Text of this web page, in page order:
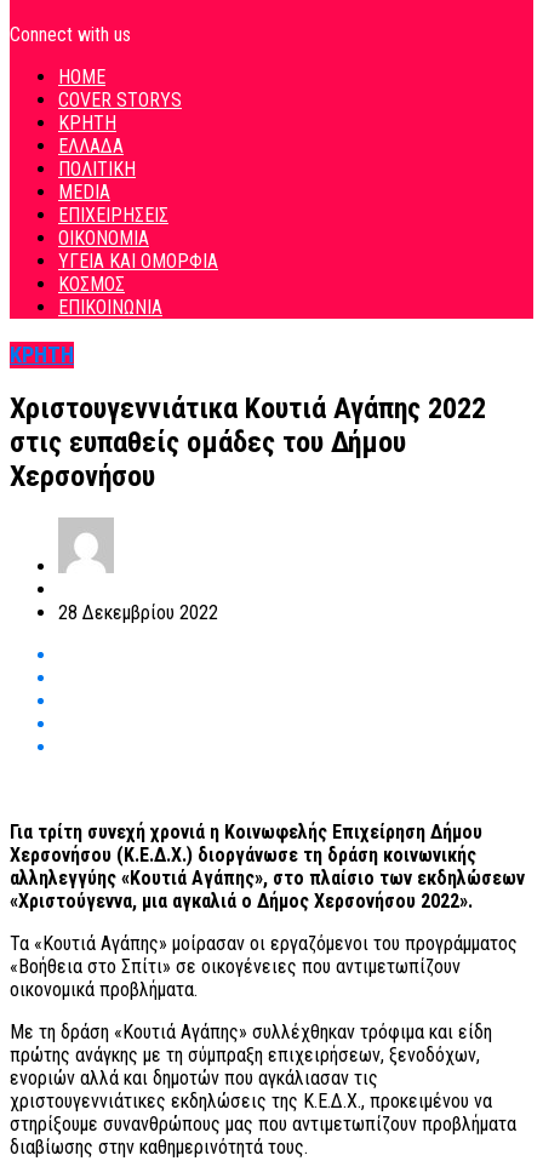
Connect with us
HOME
COVER STORYS
ΚΡΗΤΗ
ΕΛΛΑΔΑ
ΠΟΛΙΤΙΚΗ
MEDIA
ΕΠΙΧΕΙΡΗΣΕΙΣ
ΟΙΚΟΝΟΜΙΑ
ΥΓΕΙΑ ΚΑΙ ΟΜΟΡΦΙΑ
ΚΟΣΜΟΣ
ΕΠΙΚΟΙΝΩΝΙΑ
ΚΡΗΤΗ
Χριστουγεννιάτικα Κουτιά Αγάπης 2022
στις ευπαθείς ομάδες του Δήμου
Χερσονήσου
28 Δεκεμβρίου 2022
Για τρίτη συνεχή χρονιά η Κοινωφελής Επιχείρηση Δήμου
Χερσονήσου (Κ.Ε.Δ.Χ.) διοργάνωσε τη δράση κοινωνικής
αλληλεγγύης «Κουτιά Αγάπης», στο πλαίσιο των εκδηλώσεων
«Χριστούγεννα, μια αγκαλιά ο Δήμος Χερσονήσου 2022».
Τα «Κουτιά Αγάπης» μοίρασαν οι εργαζόμενοι του προγράμματος
«Βοήθεια στο Σπίτι» σε οικογένειες που αντιμετωπίζουν
οικονομικά προβλήματα.
Με τη δράση «Κουτιά Αγάπης» συλλέχθηκαν τρόφιμα και είδη
πρώτης ανάγκης με τη σύμπραξη επιχειρήσεων, ξενοδόχων,
ενοριών αλλά και δημοτών που αγκάλιασαν τις
χριστουγεννιάτικες εκδηλώσεις της Κ.Ε.Δ.Χ., προκειμένου να
στηρίξουμε συνανθρώπους μας που αντιμετωπίζουν προβλήματα
διαβίωσης στην καθημερινότητά τους.